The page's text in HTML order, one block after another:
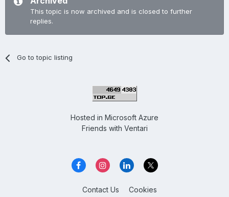
This topic is now archived and is closed to further
replies.
Go to topic listing
Hosted in Microsoft Azure
Friends with Ventari
Contact Us Cookies